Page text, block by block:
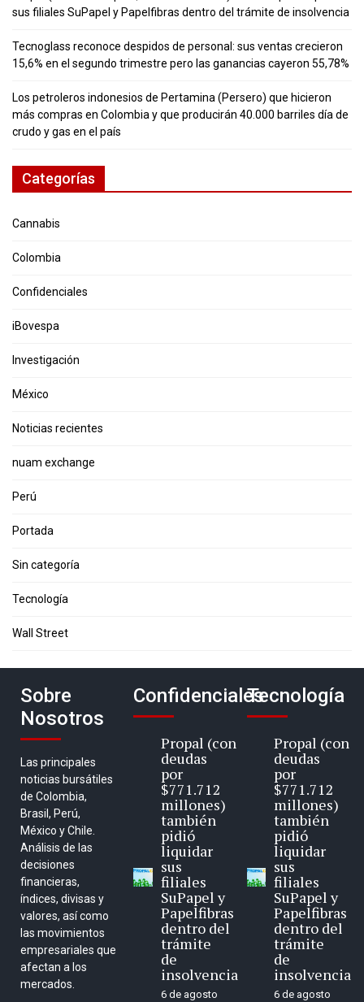
sus filiales SuPapel y Papelfibras dentro del trámite de insolvencia
Tecnoglass reconoce despidos de personal: sus ventas crecieron
15,6% en el segundo trimestre pero las ganancias cayeron 55,78%
Los petroleros indonesios de Pertamina (Persero) que hicieron
más compras en Colombia y que producirán 40.000 barriles día de
crudo y gas en el país
Categorías
Cannabis
Colombia
Confidenciales
iBovespa
Investigación
México
Noticias recientes
nuam exchange
Perú
Portada
Sin categoría
Tecnología
Wall Street
Sobre
Nosotros
Las principales
noticias bursátiles
de Colombia,
Brasil, Perú,
México y Chile.
Análisis de las
decisiones
financieras,
índices, divisas y
valores, así como
las movimientos
empresariales que
afectan a los
mercados.
Confidenciales
Propal (con
deudas
por
$771.712
millones)
también
pidió
liquidar
sus
filiales
SuPapel y
Papelfibras
dentro del
trámite
de
insolvencia
6 de agosto
Tecnología
Propal (con
deudas
por
$771.712
millones)
también
pidió
liquidar
sus
filiales
SuPapel y
Papelfibras
dentro del
trámite
de
insolvencia
6 de agosto